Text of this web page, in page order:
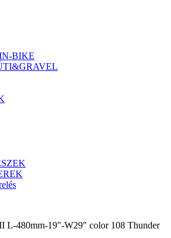
BIKE
L-480mm-19"-W29" color 108 Thunder